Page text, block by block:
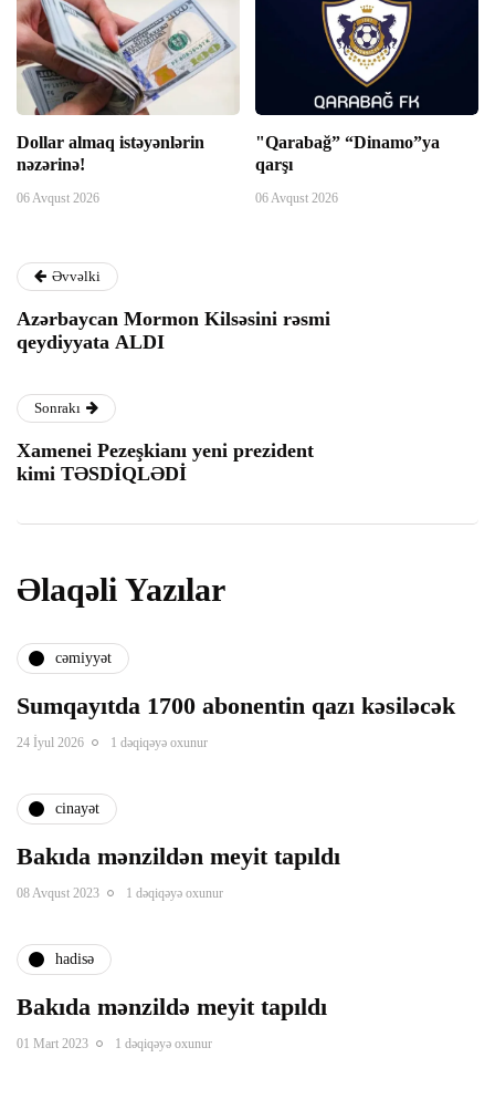
Dollar almaq istəyənlərin
nəzərinə!
06 Avqust 2026
"Qarabağ” “Dinamo”ya
qarşı
06 Avqust 2026
Əvvəlki
Azərbaycan Mormon Kilsəsini rəsmi
qeydiyyata ALDI
Sonrakı
Xamenei Pezeşkianı yeni prezident
kimi TƏSDİQLƏDİ
Əlaqəli Yazılar
cəmiyyət
Sumqayıtda 1700 abonentin qazı kəsiləcək
24 İyul 2026 1 dəqiqəyə oxunur
cinayət
Bakıda mənzildən meyit tapıldı
08 Avqust 2023 1 dəqiqəyə oxunur
hadisə
Bakıda mənzildə meyit tapıldı
01 Mart 2023 1 dəqiqəyə oxunur